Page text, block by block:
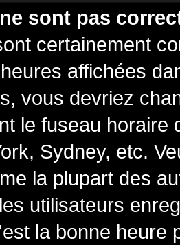
sont pas
certainement
affichées
vous devriez
le fuseau horaire
Sydney, etc.
la plupart des
utilisateurs
la bonne heure